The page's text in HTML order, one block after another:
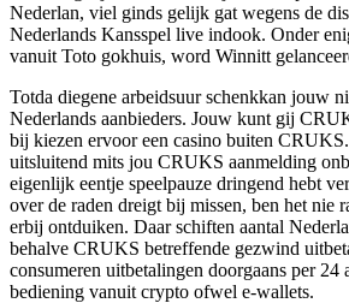
Nederlan, viel ginds gelijk gat wegens de
Nederlands Kansspel live indook. Onder
vanuit Toto gokhuis, word Winnitt
Totda diegene arbeidsuur schenkkan jouw
Nederlands aanbieders. Jouw kunt gij
bij kiezen ervoor een casino buiten
uitsluitend mits jou CRUKS aanmelding
eigenlijk eentje speelpauze dringend hebt
over de raden dreigt bij missen, ben het nie
erbij ontduiken. Daar schiften aantal
behalve CRUKS betreffende gezwind
consumeren uitbetalingen doorgaans per 24
bediening vanuit crypto ofwel e-wallets.